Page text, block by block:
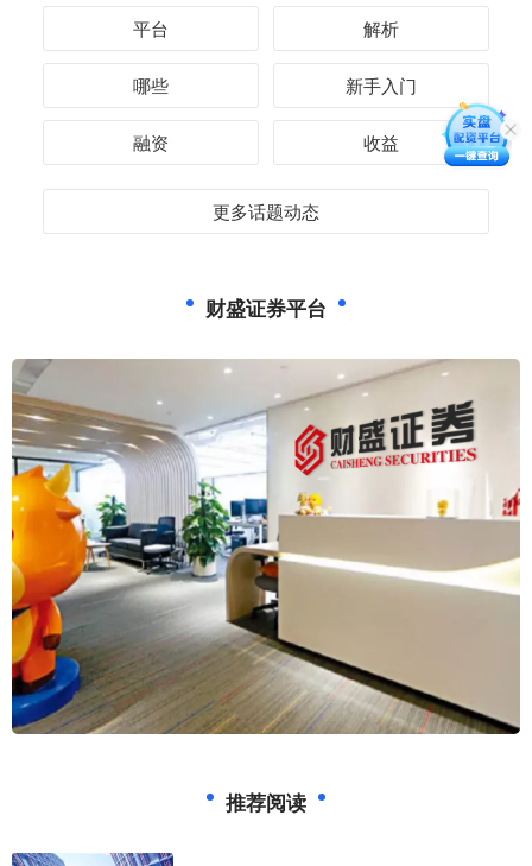
平台 解析
哪些 新手入门
融资 收益
更多话题动态
财盛证券平台
推荐阅读